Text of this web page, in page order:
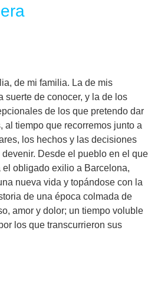
de mi familia. La de mis
suerte de conocer, y la de los
de los que pretendo dar
al tiempo que recorremos junto a
los hechos y las decisiones
Desde el pueblo en el que
obligado exilio a Barcelona,
nueva vida y topándose con la
de una época colmada de
amor y dolor; un tiempo voluble
los que transcurrieron sus